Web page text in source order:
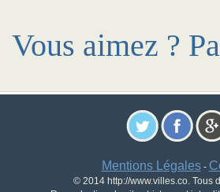
Vous aimez ?
Mentions Légales-
© 2014 http://www.villes.co. Tous